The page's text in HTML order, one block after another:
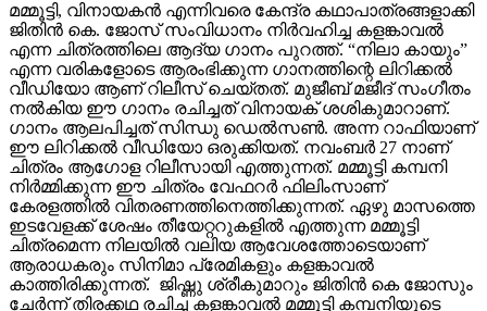
എന്ന ചിത്രത്തിലെ ആദ്യ ഗാനം പുറത്ത്. “നിലാ കായും”
എന്ന വരികളോടെ ആരംഭിക്കുന്ന ഗാനത്തിന്റെ ലിറിക്കൽ
വീഡിയോ ആണ് റിലീസ് ചെയ്തത്. മുജീബ് മജീദ് സംഗീതം
നൽകിയ ഈ ഗാനം രചിച്ചത് വിനായക് ശശികുമാറാണ്.
ഗാനം ആലപിച്ചത് സിന്ധു ഡെൽസൺ. അന്ന റാഫിയാണ്
ഈ ലിറിക്കൽ വീഡിയോ ഒരുക്കിയത്. നവംബർ 27 നാണ്
ചിത്രം ആഗോള റിലീസായി എത്തുന്നത്. മമ്മൂട്ടി കമ്പനി
നിർമ്മിക്കുന്ന ഈ ചിത്രം വേഫറർ ഫിലിംസാണ്
കേരളത്തിൽ വിതരണത്തിനെത്തിക്കുന്നത്. ഏഴു മാസത്തെ
ഇടവേളക്ക് ശേഷം തീയേറ്ററുകളിൽ എത്തുന്ന മമ്മൂട്ടി
ചിത്രമെന്ന നിലയിൽ വലിയ ആവേശത്തോടെയാണ്
ആരാധകരും സിനിമാ പ്രേമികളും കളങ്കാവൽ
കാത്തിരിക്കുന്നത്. ജിഷ്ണു ശ്രീകുമാറും ജിതിൻ കെ ജോസും
ചേർന്ന് തിരക്കഥ രചിച്ച കളങ്കാവൽ മമ്മൂട്ടി കമ്പനിയുടെ
ബാനറിൽ നിർമ്മിക്കുന്ന ഏഴാമത്തെ ചിത്രമാണ്.